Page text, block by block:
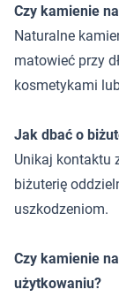
Czy kamienie
Naturalne
matowieć przy
kosmetykami
Jak dbać o
Unikaj kontaktu
biżuterię
uszkodzeniom.
Czy kamienie
użytkowaniu?